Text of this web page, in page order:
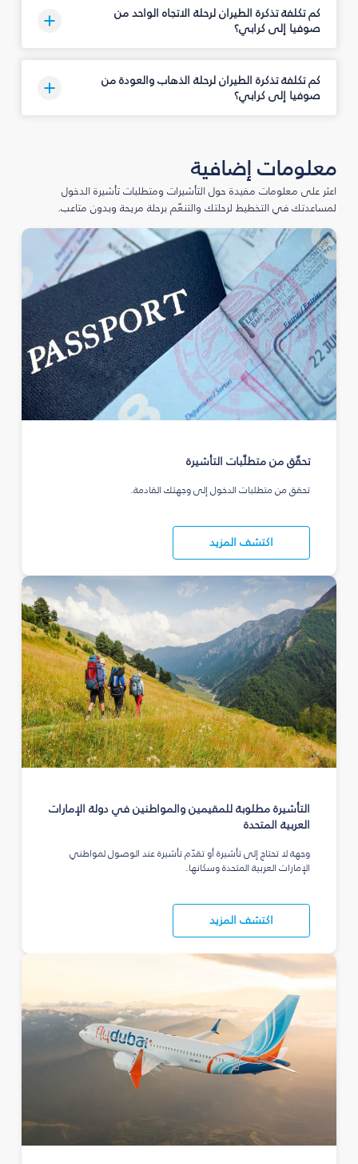
كم تكلفة تذكرة الطيران لرحلة الاتجاه الواحد من
صوفيا إلى كرابي؟
كم تكلفة تذكرة الطيران لرحلة الذهاب والعودة من
صوفيا إلى كرابي؟
معلومات إضافية
اعثر على معلومات مفيدة حول التأشيرات ومتطلبات تأشيرة الدخول
لمساعدتك في التخطيط لرحلتك والتنعّم برحلة مريحة وبدون متاعب.
تحقّق من متطلّبات التأشيرة
تحقق من متطلبات الدخول إلى وجهتك القادمة.
اكتشف المزيد
التأشيرة مطلوبة للمقيمين والمواطنين في دولة الإمارات
العربية المتحدة
وجهة لا تحتاج إلى تأشيرة أو تقدّم تأشيرة عند الوصول لمواطني
الإمارات العربية المتحدة وسكانها.
اكتشف المزيد